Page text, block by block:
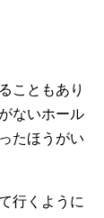
こともあり
ないホール
たほうがい
行くように